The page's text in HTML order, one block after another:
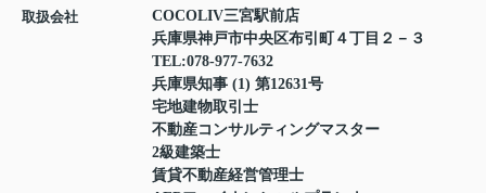
取扱会社
COCOLIV三宮駅前店
兵庫県神戸市中央区布引町４丁目２－３
TEL:078-977-7632
兵庫県知事 (1) 第12631号
宅地建物取引士
不動産コンサルティングマスター
2級建築士
賃貸不動産経営管理士